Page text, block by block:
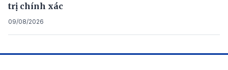
trị chính xác
09/08/2026